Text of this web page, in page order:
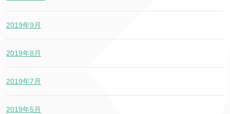
2019年9月
2019年8月
2019年7月
2019年5月